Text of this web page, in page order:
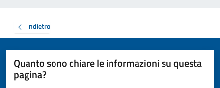
Indietro
Quanto sono chiare le informazioni su questa
pagina?